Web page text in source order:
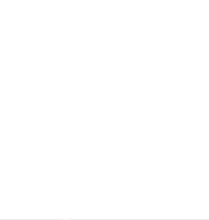
است.